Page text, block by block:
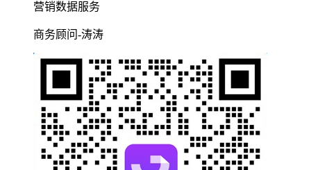
营销数据服务
商务顾问-涛涛